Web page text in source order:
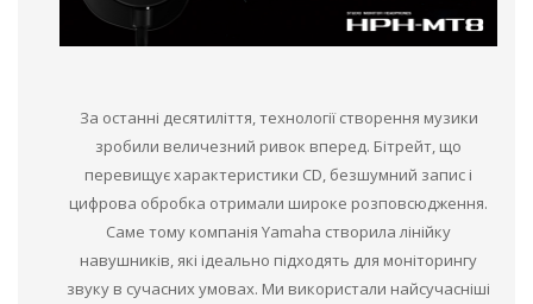
За останні десятиліття, технології створення музики
зробили величезний ривок вперед. Бітрейт, що
перевищує характеристики CD, безшумний запис і
цифрова обробка отримали широке розповсюдження.
Саме тому компанія Yamaha створила лінійку
навушників, які ідеально підходять для моніторингу
звуку в сучасних умовах. Ми використали найсучасніші